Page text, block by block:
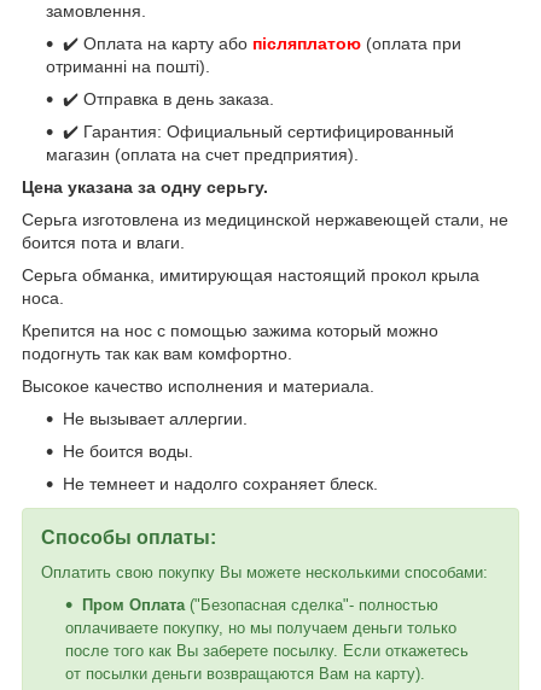
замовлення.
✔️ Оплата на карту або післяплатою (оплата при
отриманні на пошті).
✔️ Отправка в день заказа.
✔️ Гарантия: Официальный сертифицированный
магазин (оплата на счет предприятия).
Цена указана за одну серьгу.
Серьга изготовлена из медицинской нержавеющей стали, не
боится пота и влаги.
Серьга обманка, имитирующая настоящий прокол крыла
носа.
Крепится на нос с помощью зажима который можно
подогнуть так как вам комфортно.
Высокое качество исполнения и материала.
Не вызывает аллергии.
Не боится воды.
Не темнеет и надолго сохраняет блеск.
Способы оплаты:
Оплатить свою покупку Вы можете несколькими способами:
Пром Оплата("Безопасная сделка"- полностью
оплачиваете покупку, но мы получаем деньги только
после того как Вы заберете посылку. Если откажетесь
от посылки деньги возвращаются Вам на карту).